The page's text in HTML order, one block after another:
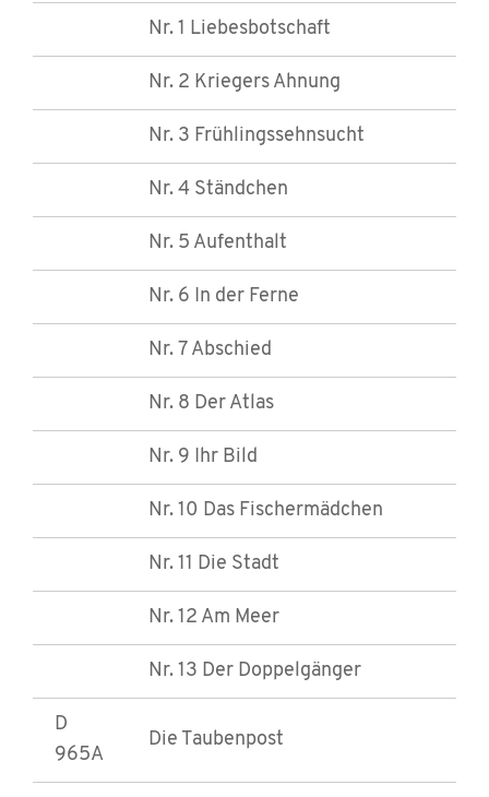
Nr. 1 Liebesbotschaft
Nr. 2 Kriegers Ahnung
Nr. 3 Frühlingssehnsucht
Nr. 4 Ständchen
Nr. 5 Aufenthalt
Nr. 6 In der Ferne
Nr. 7 Abschied
Nr. 8 Der Atlas
Nr. 9 Ihr Bild
Nr. 10 Das Fischermädchen
Nr. 11 Die Stadt
Nr. 12 Am Meer
Nr. 13 Der Doppelgänger
D
965A
Die Taubenpost